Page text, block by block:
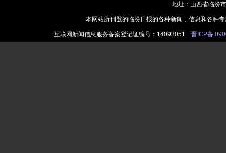
地址：山西省临汾
本网站所刊登的临汾日报的各种新闻﹑信息和各种
互联网新闻信息服务备案登记证编号：14093051 晋ICP备